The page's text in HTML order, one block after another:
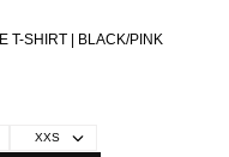
T-SHIRT | BLACK/PINK